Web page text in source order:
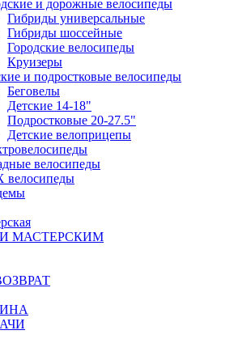
и дорожные велосипеды
Гибриды универсальные
Гибриды шоссейные
Городские велосипеды
Круизеры
и подростковые велосипеды
Беговелы
Детские 14-18"
Подростковые 20-27.5"
Детские велоприцепы
велосипеды
велосипеды
МАСТЕРСКИМ